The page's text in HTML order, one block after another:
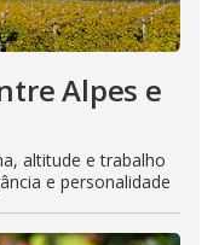
Alpes e
altitude e trabalho
e personalidade